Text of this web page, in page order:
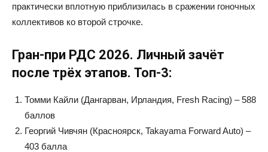
практически вплотную приблизилась в сражении гоночных
коллективов ко второй строчке.
Гран-при РДС 2026. Личный зачёт
после трёх этапов. Топ-3:
Томми Кайли (Дангарван, Ирландия, Fresh Racing) – 588
баллов
Георгий Чивчян (Красноярск, Takayama Forward Auto) –
403 балла